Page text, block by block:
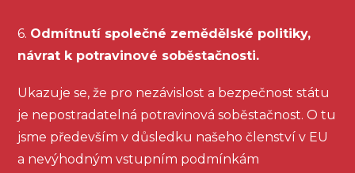
6. Odmítnutí společné zemědělské politiky,
návrat k potravinové soběstačnosti.
Ukazuje se, že pro nezávislost a bezpečnost státu
je nepostradatelná potravinová soběstačnost. O tu
jsme především v důsledku našeho členství v EU
a nevýhodným vstupním podmínkám